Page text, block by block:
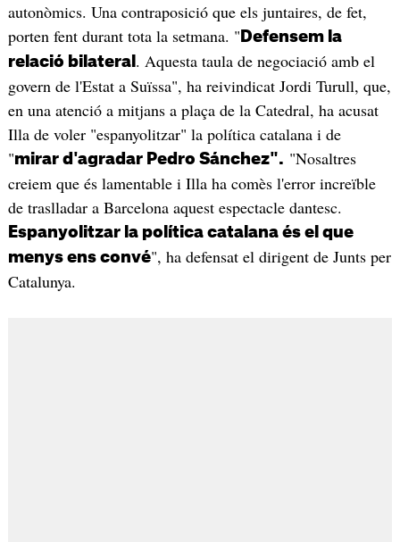
autonòmics. Una contraposició que els juntaires, de fet,
porten fent durant tota la setmana. " Defensem la
relació bilateral . Aquesta taula de negociació amb el
govern de l'Estat a Suïssa", ha reivindicat Jordi Turull, que,
en una atenció a mitjans a plaça de la Catedral, ha acusat
Illa de voler "espanyolitzar" la política catalana i de
"mirar d'agradar Pedro Sánchez". "Nosaltres
creiem que és lamentable i Illa ha comès l'error increïble
de traslladar a Barcelona aquest espectacle dantesc.
Espanyolitzar la política catalana és el que
menys ens convé", ha defensat el dirigent de Junts per
Catalunya.